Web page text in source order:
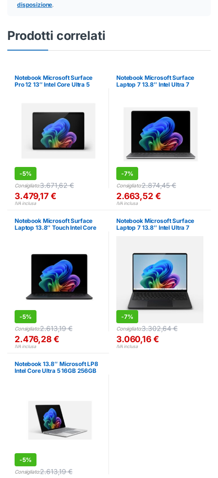
disposizione.
Prodotti correlati
Notebook Microsoft Surface
Pro 12 13″ Intel Core Ultra 5
-5%
Consigliato:3.671,62€
3.479,17€
IVA inclusa
Notebook Microsoft Surface
Laptop 7 13.8″ Intel Ultra 7
-7%
Consigliato:2.874,45€
2.663,52 €
IVA inclusa
Notebook Microsoft Surface
Laptop 13.8″ Touch Intel Core
-5%
Consigliato:2.613,19€
2.476,28€
IVA inclusa
Notebook Microsoft Surface
Laptop 7 13.8″ Intel Ultra 7
-7%
Consigliato:3.302,64€
3.060,16€
IVA inclusa
Notebook 13.8″ Microsoft LP8
Intel Core Ultra 5 16GB 256GB
-5%
Consigliato:2.613,19€